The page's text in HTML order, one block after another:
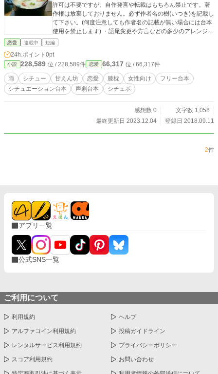
許可は不要ですが、自作発言や転載はもちろん禁止です。著
作権は放棄しておりません。必ず作者名の樹(いつき)を記載し
て下さい。(何度注意しても作者名の記載が無い場合には台本
使用を禁止します) ・語尾変更や方言などの多少のアレンジは
okですが、大幅なアレンジや台本の世界観をぶち壊すような
は【作品を使用する際の注意点】をご覧下さい。
恋愛 連載中 短編
24h.ポイント 0pt
小説 228,589 位 / 228,589件 恋愛 66,317 位 / 66,317件
雨 シチュー 甘えん坊 恋愛 膝枕 女性向け
フリー台本
シチュエーション台本
声劇台本 シチュボ
感想数 0
文字数 1,058
最終更新日 2023.12.04
登録日 2018.09.11
2件
アプリ一覧
公式SNS一覧
ご利用について
利用規約 ヘルプ
アルファコイン利用規約 投稿ガイドライン
レンタルサービス利用規約 プライバシーポリシー
スコア利用規約 お問い合わせ